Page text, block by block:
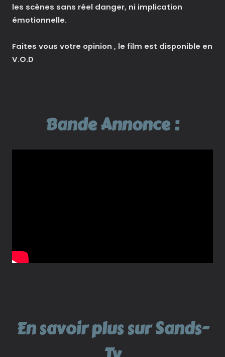
les scènes sans réel danger, ni implication
émotionnelle.
Faites vous votre opinion , le film est disponible en
V.O.D
Bande Annonce :
En savoir plus sur Sands-